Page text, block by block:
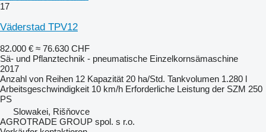
17
Väderstad TPV12
82.000 € ≈ 76.630 CHF
Sä- und Pflanztechnik - pneumatische Einzelkornsämaschine
2017
Anzahl von Reihen 12 Kapazität 20 ha/Std. Tankvolumen 1.280 l
Arbeitsgeschwindigkeit 10 km/h Erforderliche Leistung der SZM 250
PS
Slowakei, Rišňovce
AGROTRADE GROUP spol. s r.o.